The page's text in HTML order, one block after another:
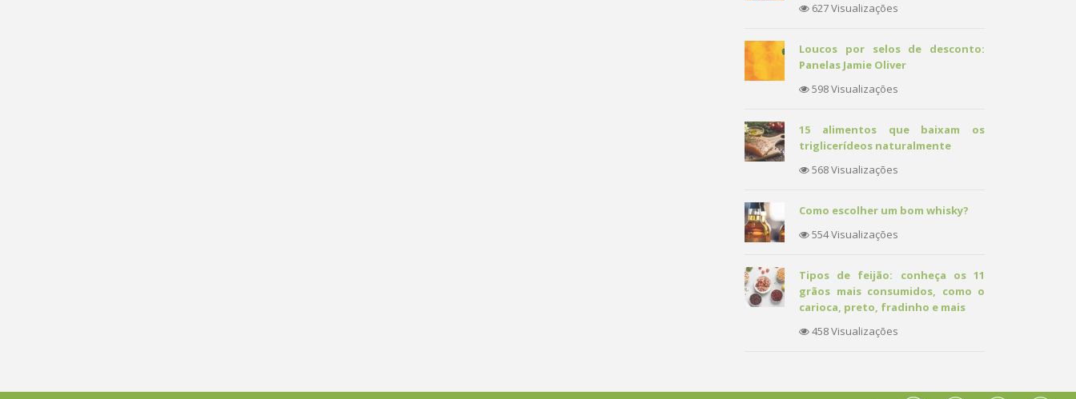
627 Visualizações
Loucos por selos de desconto:
Panelas Jamie Oliver
598 Visualizações
15 alimentos que baixam os
triglicerídeos naturalmente
568 Visualizações
Como escolher um bom whisky?
554 Visualizações
Tipos de feijão: conheça os 11
grãos mais consumidos, como o
carioca, preto, fradinho e mais
458 Visualizações